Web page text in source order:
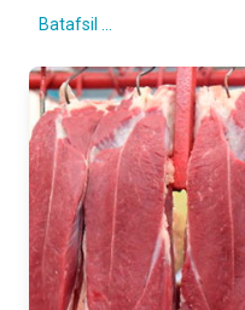
Batafsil ...